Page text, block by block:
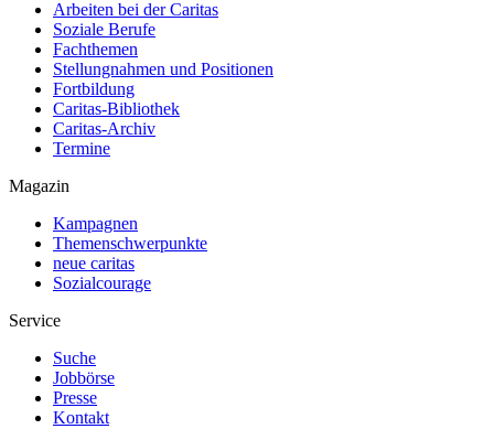
Arbeiten bei der Caritas
Soziale Berufe
Fachthemen
Stellungnahmen und Positionen
Fortbildung
Caritas-Bibliothek
Caritas-Archiv
Termine
Magazin
Kampagnen
Themenschwerpunkte
neue caritas
Sozialcourage
Service
Suche
Jobbörse
Presse
Kontakt